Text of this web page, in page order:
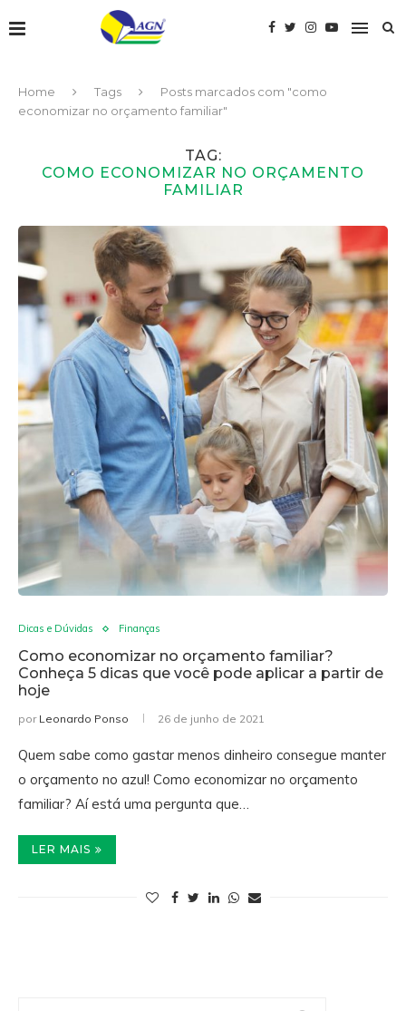
Home Tags
Posts marcados com "como
economizar no orçamento familiar"
TAG:
COMO ECONOMIZAR NO ORÇAMENTO
FAMILIAR
Dicas e Dúvidas Finanças
Como economizar no orçamento familiar?
Conheça 5 dicas que você pode aplicar a partir de
hoje
por Leonardo Ponso 26 de junho de 2021
Quem sabe como gastar menos dinheiro consegue manter
o orçamento no azul! Como economizar no orçamento
familiar? Aí está uma pergunta que…
LER MAIS